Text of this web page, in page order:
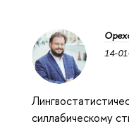
14-
силлабическому